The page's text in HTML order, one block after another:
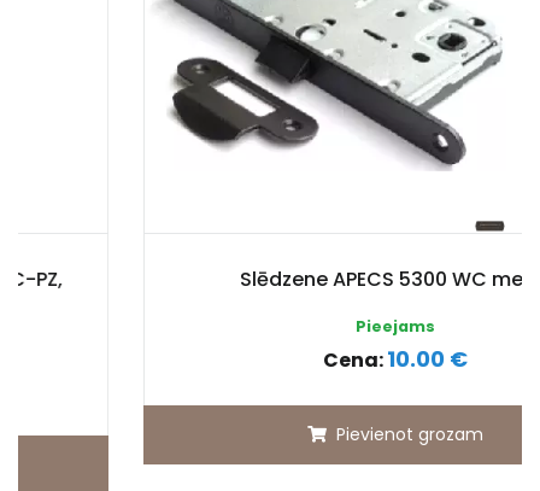
Slēdzene APECS 5300 WC melns
10.00 €
Pievienot grozam